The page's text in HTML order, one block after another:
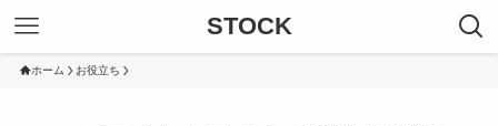
STOCK
ホーム お役立ち